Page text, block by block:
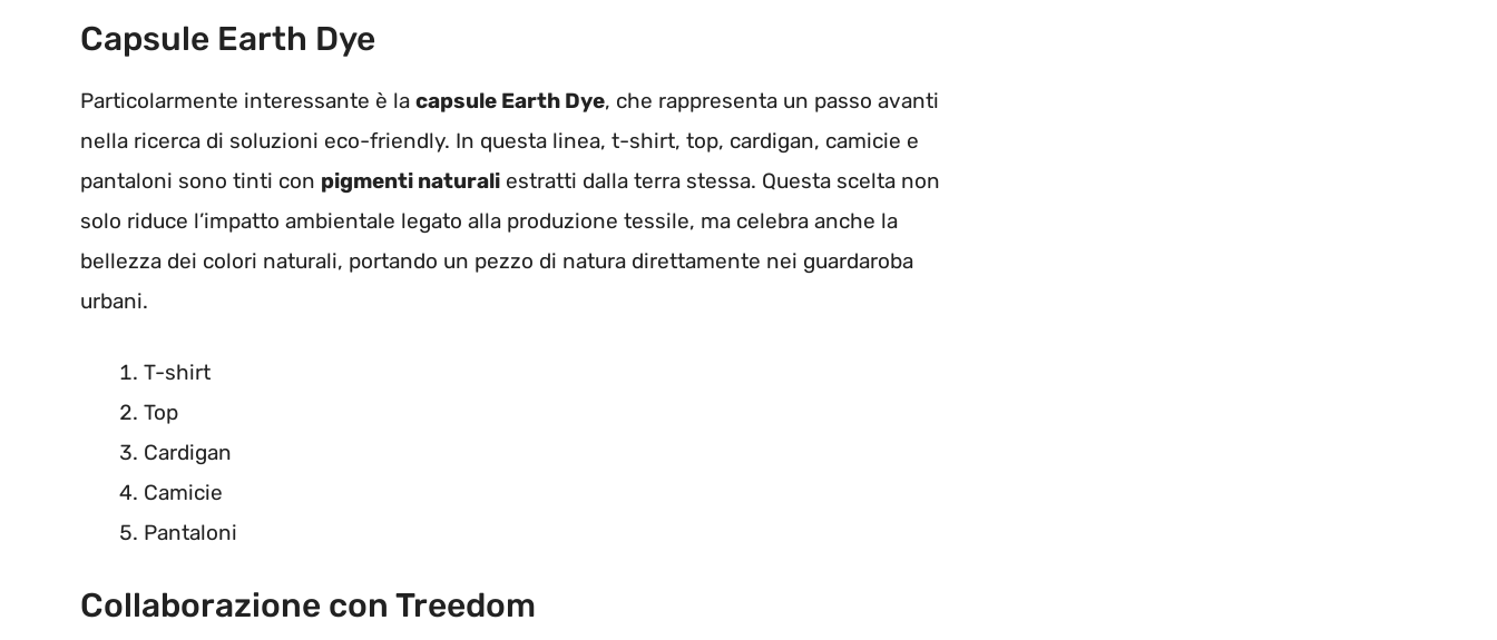
Capsule Earth Dye
Particolarmente interessante è la capsule Earth Dye, che rappresenta un passo avanti
nella ricerca di soluzioni eco-friendly. In questa linea, t-shirt, top, cardigan, camicie e
pantaloni sono tinti con pigmenti naturali estratti dalla terra stessa. Questa scelta non
solo riduce l’impatto ambientale legato alla produzione tessile, ma celebra anche la
bellezza dei colori naturali, portando un pezzo di natura direttamente nei guardaroba
urbani.
T-shirt
Top
Cardigan
Camicie
Pantaloni
Collaborazione con Treedom